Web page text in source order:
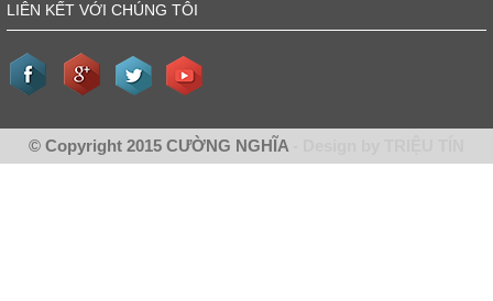
LIÊN KẾT VỚI CHÚNG TÔI
© Copyright 2015 CƯỜNG NGHĨA